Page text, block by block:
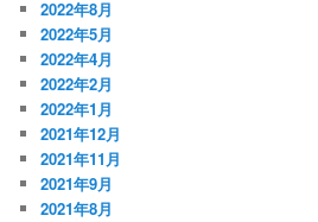
2022年8月
2022年5月
2022年4月
2022年2月
2022年1月
2021年12月
2021年11月
2021年9月
2021年8月